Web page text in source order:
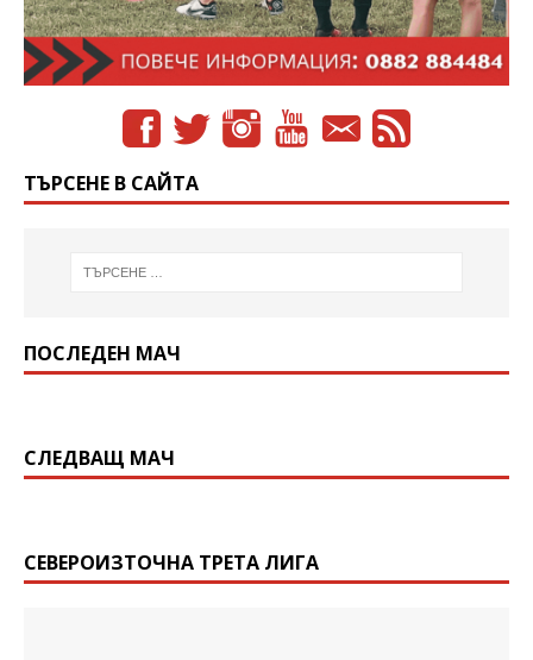
ТЪРСЕНЕ В САЙТА
ПОСЛЕДЕН МАЧ
СЛЕДВАЩ МАЧ
СЕВЕРОИЗТОЧНА ТРЕТА ЛИГА